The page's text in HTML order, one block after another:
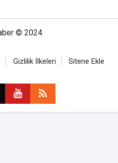
© 2024
Gizlilik İlkeleri Sitene Ekle